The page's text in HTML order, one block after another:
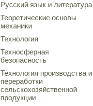
Русский язык и литература
Теоретические основы
механики
Технология
Техносферная
безопасность
Технология производства и
переработки
сельскохозяйственной
продукции